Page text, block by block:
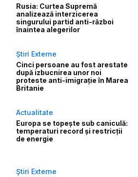
Rusia: Curtea Supremă
analizează interzicerea
singurului partid anti-război
înaintea alegerilor
Știri Externe
Cinci persoane au fost arestate
după izbucnirea unor noi
proteste anti-imigrație în Marea
Britanie
Actualitate
Europa se topește sub caniculă:
temperaturi record și restricții
de energie
Știri Externe